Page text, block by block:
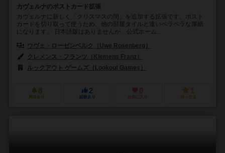
カヴェルナのポストカード拡張
カヴェルナに新しく「クリスマスの間」を追加する拡張です。ポスト
カードを切り取って使うため、他の部屋タイルと違いペラペラな厚紙
になります。 日本語版はありませんが、公式ホーム...
ウヴェ・ローゼンベルク（Uwe Rosenberg）
クレメンス・フランツ（Klemens Franz）
ルックアウト ゲームズ（Lookout Games）
8
興味あり
2
経験あり
0
お気に入り
1
持ってる